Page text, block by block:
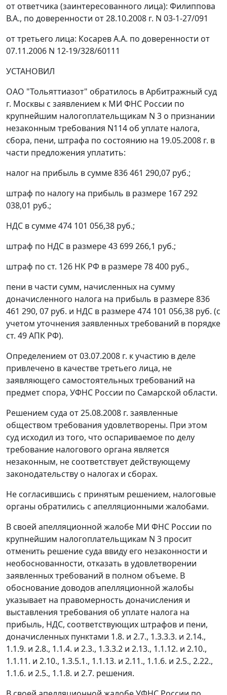
от ответчика (заинтересованного лица): Филиппова
В.А., по доверенности от 28.10.2008 г. N 03-1-27/091
от третьего лица: Косарев А.А. по доверенности от
07.11.2006 N 12-19/328/60111
УСТАНОВИЛ
ОАО "Тольяттиазот" обратилось в Арбитражный суд
г. Москвы с заявлением к МИ ФНС России по
крупнейшим налогоплательщикам N 3 о признании
незаконным требования N114 об уплате налога,
сбора, пени, штрафа по состоянию на 19.05.2008 г. в
части предложения уплатить:
налог на прибыль в сумме 836 461 290,07 руб.;
штраф по налогу на прибыль в размере 167 292
038,01 руб.;
НДС в сумме 474 101 056,38 руб.;
штраф по НДС в размере 43 699 266,1 руб.;
штраф по ст. 126 НК РФ в размере 78 400 руб.,
пени в части сумм, начисленных на сумму
доначисленного налога на прибыль в размере 836
461 290, 07 руб. и НДС в размере 474 101 056,38 руб. (с
учетом уточнения заявленных требований в порядке
ст. 49АПК РФ).
Определением от 03.07.2008 г. к участию в деле
привлечено в качестве третьего лица, не
заявляющего самостоятельных требований на
предмет спора, УФНС России по Самарской области.
Решением суда от 25.08.2008 г. заявленные
обществом требования удовлетворены. При этом
суд исходил из того, что оспариваемое по делу
требование налогового органа является
незаконным, не соответствует действующему
законодательству о налогах и сборах.
Не согласившись с принятым решением, налоговые
органы обратились с апелляционными жалобами.
В своей апелляционной жалобе МИ ФНС России по
крупнейшим налогоплательщикам N 3 просит
отменить решение суда ввиду его незаконности и
необоснованности, отказать в удовлетворении
заявленных требований в полном объеме. В
обоснование доводов апелляционной жалобы
указывает на правомерность доначисления и
выставления требования об уплате налога на
прибыль, НДС, соответствующих штрафов и пени,
доначисленных пунктами 1.8. и 2.7., 1.3.3.3. и 2.14.,
1.1.9. и 2.8., 1.1.4. и 2.3., 1.3.3.2 и 2.13., 1.1.12. и 2.10.,
1.1.11. и 2.10., 1.3.5.1., 1.1.13. и 2.11., 1.1.6. и 2.5., 2.22.,
1.1.6. и 2.5., 1.1.8. и 2.7. решения.